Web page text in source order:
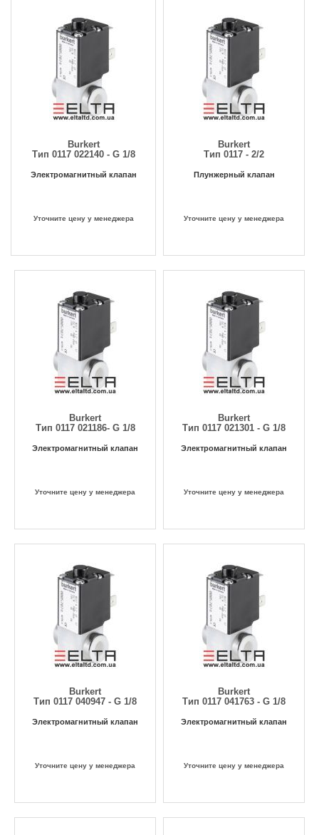
Burkert
Тип 0117 022140 - G 1/8
Электромагнитный клапан
Уточните цену у менеджера
Burkert
Тип 0117 - 2/2
Плунжерный клапан
Уточните цену у менеджера
Burkert
Тип 0117 021186- G 1/8
Электромагнитный клапан
Уточните цену у менеджера
Burkert
Тип 0117 021301 - G 1/8
Электромагнитный клапан
Уточните цену у менеджера
Burkert
Тип 0117 040947 - G 1/8
Электромагнитный клапан
Уточните цену у менеджера
Burkert
Тип 0117 041763 - G 1/8
Электромагнитный клапан
Уточните цену у менеджера